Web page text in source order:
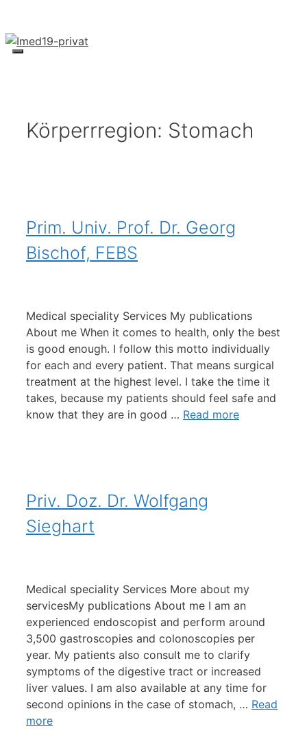
to
content
Menu
Körperrregion: Stomach
Prim. Univ. Prof. Dr. Georg
Bischof, FEBS
Medical speciality Services My publications
About me When it comes to health, only the best
is good enough. I follow this motto individually
for each and every patient. That means surgical
treatment at the highest level. I take the time it
takes, because my patients should feel safe and
know that they are in good … Read more
Priv. Doz. Dr. Wolfgang
Sieghart
Medical speciality Services More about my
servicesMy publications About me I am an
experienced endoscopist and perform around
3,500 gastroscopies and colonoscopies per
year. My patients also consult me ​​to clarify
symptoms of the digestive tract or increased
liver values. I am also available at any time for
second opinions in the case of stomach, … Read
more